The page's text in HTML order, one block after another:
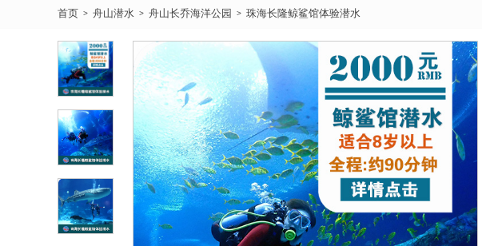
首页 > 舟山潜水 > 舟山长乔海洋公园 > 珠海长隆鲸鲨馆体验潜水